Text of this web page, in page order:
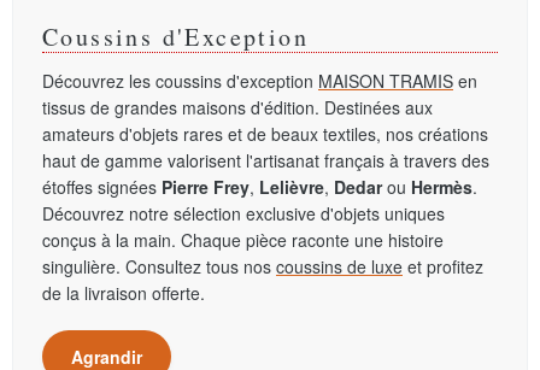
Coussins d'Exception
Découvrez les coussins d'exception MAISON TRAMIS en
tissus de grandes maisons d'édition. Destinées aux
amateurs d'objets rares et de beaux textiles, nos créations
haut de gamme valorisent l'artisanat français à travers des
étoffes signées Pierre Frey, Lelièvre, Dedarou Hermès.
Découvrez notre sélection exclusive d'objets uniques
conçus à la main. Chaque pièce raconte une histoire
singulière. Consultez tous nos coussins de luxe et profitez
de la livraison offerte.
Agrandir